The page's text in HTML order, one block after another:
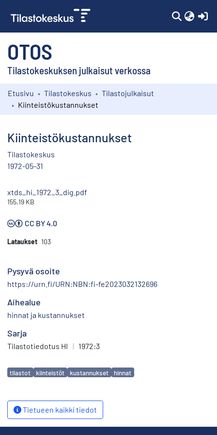
OTOS
Tilastokeskuksen julkaisut verkossa
Kokoelmat
Etusivu Tilastokeskus
Tilastojulkaisut
Kiinteistökustannukset
Kiinteistökustannukset
Tilastokeskus
1972-05-31
xtds_hi_1972_3_dig.pdf
155.19 KB
CC BY 4.0
Lataukset 103
Pysyvä osoite
https://urn.fi/URN:NBN:fi-fe2023032132696
Aihealue
hinnat ja kustannukset
Sarja
Tilastotiedotus HI | 1972:3
Avainsanat
tilastot kiinteistöt kustannukset hinnat
Tietueen kaikki tiedot